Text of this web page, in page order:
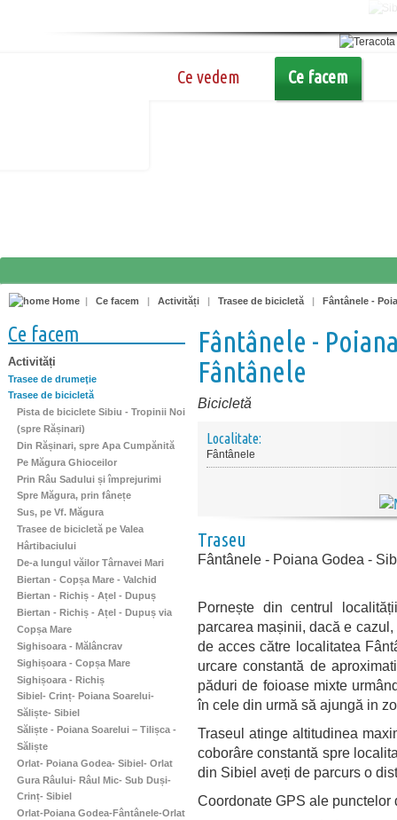
Ce vedem Ce facem
Home | Ce facem | Activități | Trasee de bicicletă | Fântânele -
Ce facem
Activități
Trasee de drumeţie
Trasee de bicicletă
Pista de biciclete Sibiu - Tropinii Noi
(spre Rășinari)
Din Rășinari, spre Apa Cumpănită
Pe Măgura Ghioceilor
Prin Râu Sadului și împrejurimi
Spre Măgura, prin fânețe
Sus, pe Vf. Măgura
Trasee de bicicletă pe Valea
Hârtibaciului
De-a lungul văilor Târnavei Mari
Biertan - Copșa Mare - Valchid
Biertan - Richiș - Ațel - Dupuș
Biertan - Richiș - Ațel - Dupuș via
Copșa Mare
Sighisoara - Mălâncrav
Sighișoara - Copșa Mare
Sighișoara - Richiș
Sibiel- Crinț- Poiana Soarelui-
Săliște- Sibiel
Săliște - Poiana Soarelui – Tilișca -
Săliște
Orlat- Poiana Godea- Sibiel- Orlat
Gura Râului- Râul Mic- Sub Duși-
Crinț- Sibiel
Orlat-Poiana Godea-Fântânele-Orlat
Fântânele -
Fântânele
Bicicletă
Localitate:
Fântânele
Traseu
Fântânele - Poiana Godea -
Pornește din centrul
parcarea mașinii, dacă e
de acces către localitatea
urcare constantă de
păduri de foioase mixte
în cele din urmă să ajungă in
Traseul atinge altitudinea
coborâre constantă spre
din Sibiel aveți de parcurs o
Coordonate GPS ale punctelor